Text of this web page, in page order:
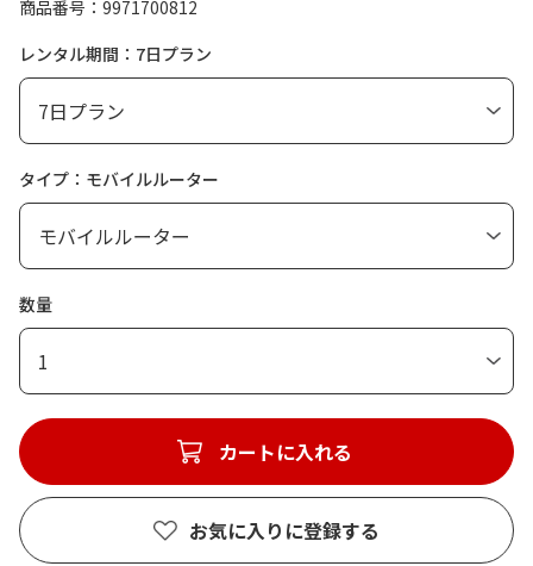
商品番号
9971700812
レンタル期間：7日プラン
タイプ：モバイルルーター
数量
1
カートに入れる
お気に入りに登録する